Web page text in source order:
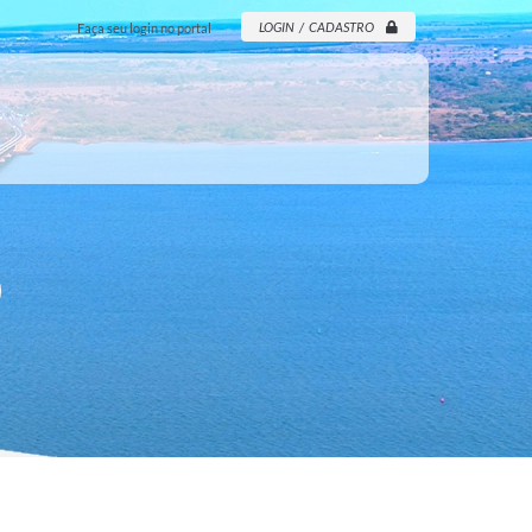
Faça seu login no portal LOGIN / CADASTRO